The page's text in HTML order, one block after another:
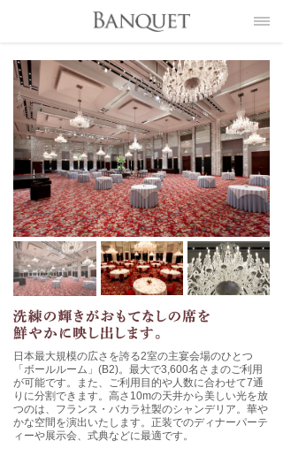
日本最大規模の広さを誇る2室の主宴会場のひとつ
「ボールルーム」(B2)。 最大で3,600名さまのご利用
が可能です。また、ご利用目的や人数に合わせて7通
りに分割できます。 高さ10mの天井から美しい光を放
つのは、フランス・バカラ社製のシャンデリア。 華や
かな空間を演出いたします。正装でのディナーパーテ
ィーや展示会、式典などに最適です。